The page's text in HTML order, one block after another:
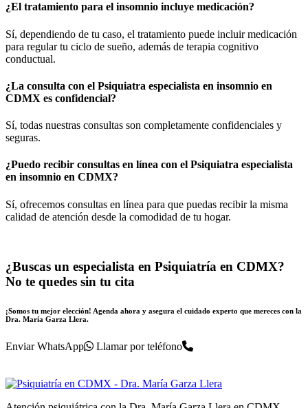
¿El tratamiento para el insomnio incluye medicación?
Sí, dependiendo de tu caso, el tratamiento puede incluir medicación
para regular tu ciclo de sueño, además de terapia cognitivo
conductual.
¿La consulta con el Psiquiatra especialista en insomnio en
CDMX es confidencial?
Sí, todas nuestras consultas son completamente confidenciales y
seguras.
¿Puedo recibir consultas en línea con el Psiquiatra especialista
en insomnio en CDMX?
Sí, ofrecemos consultas en línea para que puedas recibir la misma
calidad de atención desde la comodidad de tu hogar.
¿Buscas un especialista en Psiquiatría en CDMX?
No te quedes sin tu cita
¡Somos tu mejor elección! Agenda ahora y asegura el cuidado experto que mereces con la
Dra. María Garza Llera.
Enviar WhatsApp Llamar por teléfono